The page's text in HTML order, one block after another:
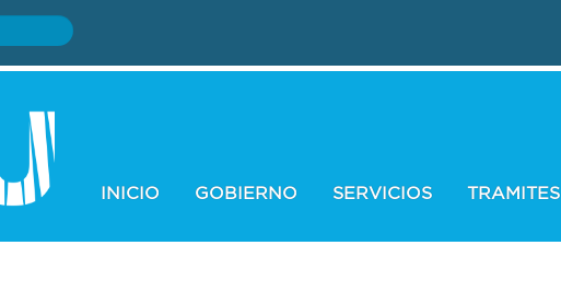
INICIO GOBIERNO SERVICIOS TRAMITES